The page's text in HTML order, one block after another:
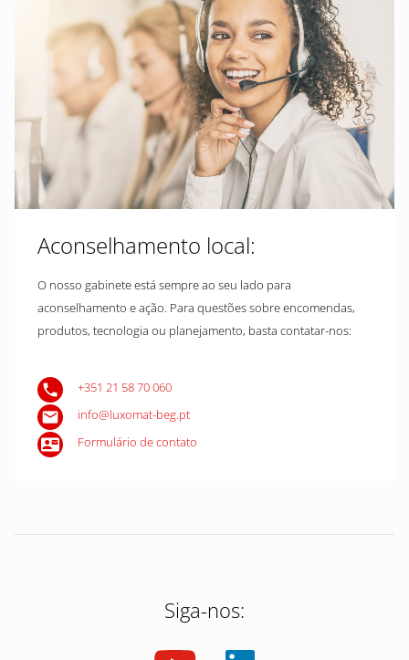
Aconselhamento local:
O nosso gabinete está sempre ao seu lado para
aconselhamento e ação. Para questões sobre encomendas,
produtos, tecnologia ou planejamento, basta contatar-nos:
+351 21 58 70 060
info@luxomat-beg.pt
Formulário de contato
Siga-nos: